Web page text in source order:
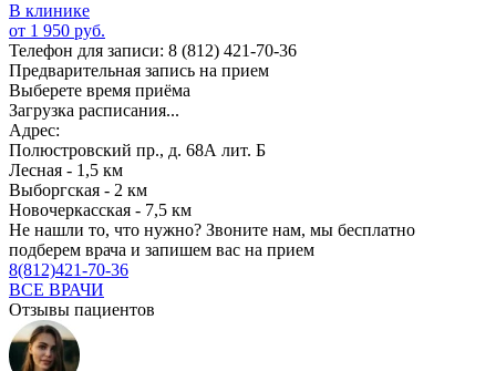
В клинике
от 1 950 руб.
Телефон для записи: 8 (812) 421-70-36
Предварительная запись на прием
Выберете время приёма
Загрузка расписания...
Адрес:
Полюстровский пр., д. 68А лит. Б
Лесная - 1,5 км
Выборгская - 2 км
Новочеркасская - 7,5 км
Не нашли то, что нужно? Звоните нам, мы бесплатно
подберем врача и запишем вас на прием
8(812)421-70-36
ВСЕ ВРАЧИ
Отзывы пациентов